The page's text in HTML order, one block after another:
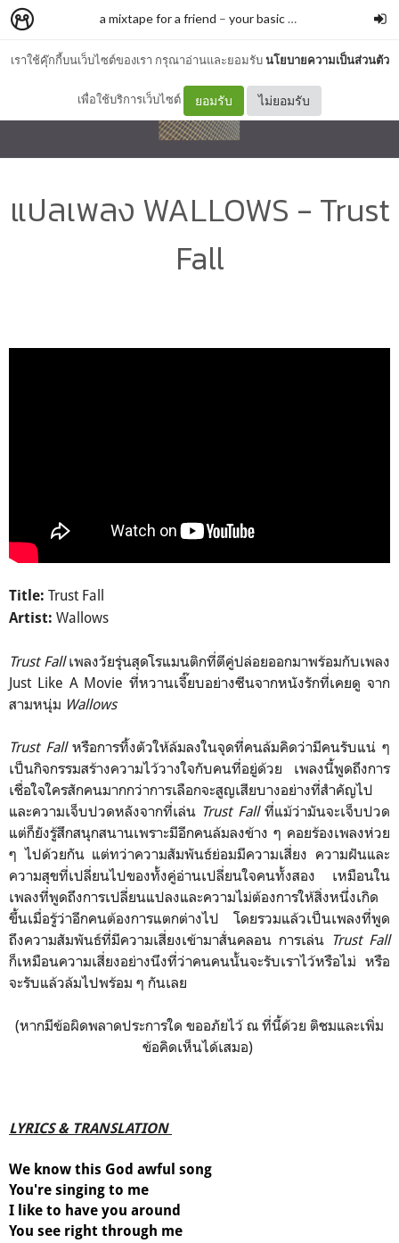
เราใช้คุ๊กกี้บนเว็บไซต์ของเรา กรุณาอ่านและยอมรับนโยบายความเป็นส่วนตัว
เพื่อใช้บริการเว็บไซต์ ยอมรับ ไม่ยอมรับ
a mixtape for a friend – your basic trash
แปลเพลง WALLOWS - Trust
Fall
Title: Trust Fall
Artist: Wallows
Trust Fallเพลงวัยรุ่นสุดโรแมนติกที่ตีคู่ปล่อยออกมาพร้อมกับเพลง
Just Like A Movie ที่หวานเจี๊ยบอย่างซีนจากหนังรักที่เคยดู จาก
สามหนุ่ม Wallows
Trust Fallหรือการทิ้งตัวให้ล้มลงในจุดที่คนล้มคิดว่ามีคนรับแน่ ๆ
เป็นกิจกรรมสร้างความไว้วางใจกับคนที่อยู่ด้วย เพลงนี้พูดถึงการ
เชื่อใจใครสักคนมากกว่าการเลือกจะสูญเสียบางอย่างที่สำคัญไป
และความเจ็บปวดหลังจากที่เล่น Trust Fallที่แม้ว่ามันจะเจ็บปวด
แต่ก็ยังรู้สึกสนุกสนานเพราะมีอีกคนล้มลงข้าง ๆ คอยร้องเพลงห่วย
ๆ ไปด้วยกัน แต่ทว่าความสัมพันธ์ย่อมมีความเสี่ยง ความฝันและ
ความสุขที่เปลี่ยนไปของทั้งคู่อ่านเปลี่ยนใจคนทั้งสอง เหมือนใน
เพลงที่พูดถึงการเปลี่ยนแปลงและความไม่ต้องการให้สิ่งหนึ่งเกิด
ขึ้นเมื่อรู้ว่าอีกคนต้องการแตกต่างไป โดยรวมแล้วเป็นเพลงที่พูด
ถึงความสัมพันธ์ที่มีความเสี่ยงเข้ามาสั่นคลอน การเล่น Trust Fall
ก็เหมือนความเสี่ยงอย่างนึงที่ว่าคนคนนั้นจะรับเราไว้หรือไม่ หรือ
จะรับแล้วล้มไปพร้อม ๆ กันเลย
(หากมีข้อผิดพลาดประการใด ขออภัยไว้ ณ ที่นี้ด้วย ติชมและเพิ่ม
ข้อคิดเห็นได้เสมอ)
LYRICS & TRANSLATION
We know this God awful song
You're singing to me
I like to have you around
You see right through me